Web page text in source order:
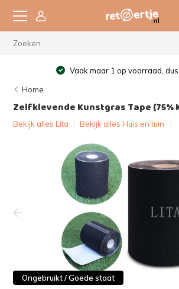
Vaak maar 1 op voorraad, dus
Home
Zelfklevende Kunstgras Tape (75%
Bekijk alles Lita | Bekijk alles Huis en tuin
Ongebruikt / Goede staat